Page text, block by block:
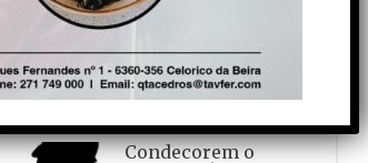
Tadei Pogacar vence o
“Tour” – A “Volta a
França em Bicicleta”
pela quinta vez! Autor:
João Dinis
Condecorem o